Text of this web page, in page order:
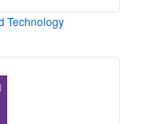
Technology